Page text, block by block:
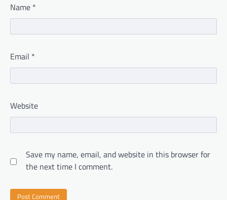
Name *
Email *
Website
Save my name, email, and website in this browser for
the next time I comment.